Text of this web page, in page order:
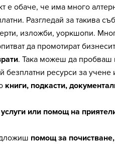
е обаче, че има много
Разгледай за такива
изложби, уоркшопи.
да промотират
. Така можеш да пробваш
безплатни ресурси за учене
книги, подкасти,
или помощ на
помощ за